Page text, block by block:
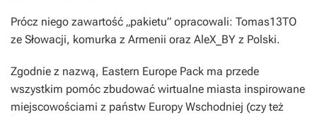
Prócz niego zawartość „pakietu” opracowali: Tomas13TO
ze Słowacji, komurka z Armenii oraz AleX_BY z Polski.
Zgodnie z nazwą, Eastern Europe Pack ma przede
wszystkim pomóc zbudować wirtualne miasta inspirowane
miejscowościami z państw Europy Wschodniej (czy też